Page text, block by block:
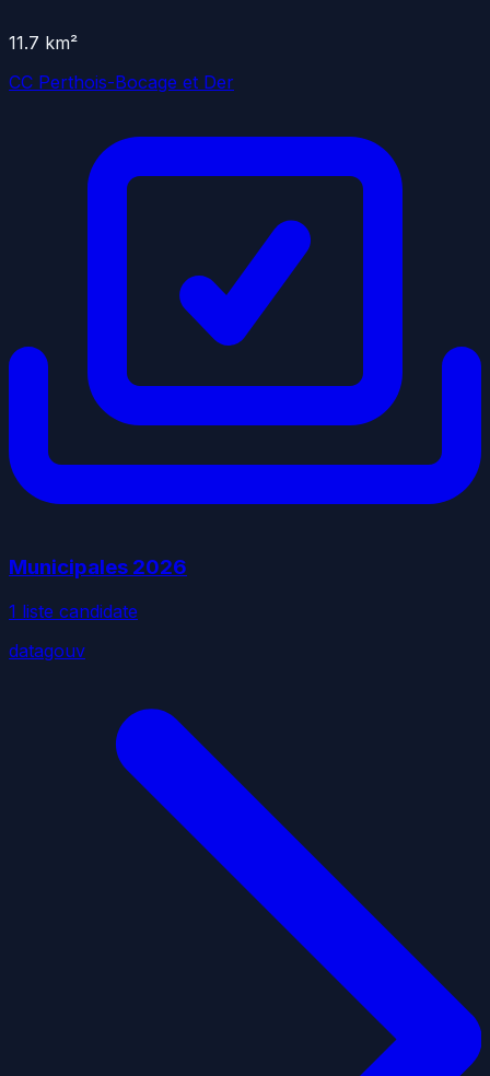
11.7 km²
CC Perthois-Bocage et Der
Municipales 2026
1 liste candidate
datagouv